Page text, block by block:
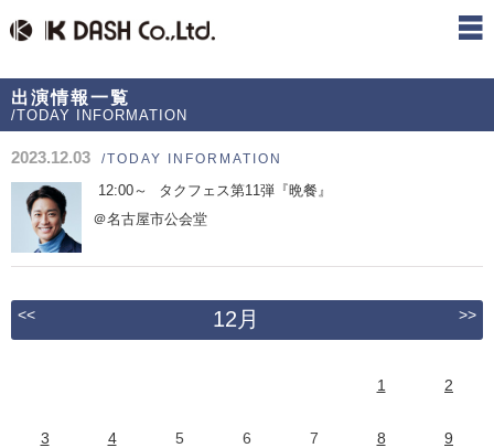
出演情報一覧
/TODAY INFORMATION
2023.12.03 /TODAY INFORMATION
12:00～
タクフェス第11弾『晩餐』
＠名古屋市公会堂
<< 12月 >>
1 2
3 4 5 6 7 8 9